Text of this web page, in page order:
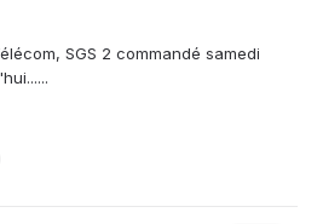
SGS 2 commandé samedi